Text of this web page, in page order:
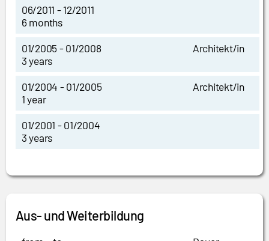
06/2011 - 12/2011
6 months
01/2005 - 01/2008
3 years
Architekt/in
01/2004 - 01/2005
1 year
Architekt/in
01/2001 - 01/2004
3 years
Aus- und Weiterbildung